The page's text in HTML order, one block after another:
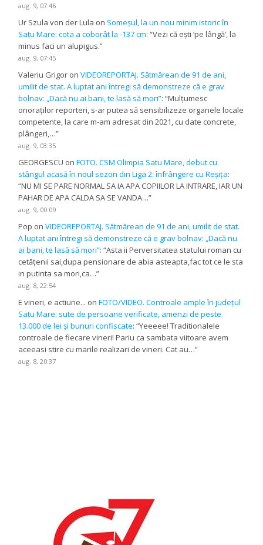
aug. 9, 07:46
Ur Szula von der Lula on Someșul, la un nou minim istoric în
Satu Mare: cota a coborât la -137 cm: “Vezi că ești ‘pe lângă’, la
minus faci un alupigus.”
aug. 9, 07:45
Valeriu Grigor onVIDEOREPORTAJ. Sătmărean de 91 de ani,
umilit de stat. A luptat ani întregi să demonstreze că e grav
bolnav: „Dacă nu ai bani, te lasă să mori”: “Mulțumesc
onoraților reporteri, s-ar putea să sensibilizeze organele locale
competente, la care m-am adresat din 2021, cu date concrete,
plângeri,…”
aug. 9, 03:35
GEORGESCU onFOTO. CSM Olimpia Satu Mare, debut cu
stângul acasă în noul sezon din Liga 2: înfrângere cu Reșița:
“NU MI SE PARE NORMAL SA IA APA COPIILOR LA INTRARE, IAR UN
PAHAR DE APA CALDA SA SE VANDA…”
aug. 9, 00:09
Pop onVIDEOREPORTAJ. Sătmărean de 91 de ani, umilit de stat.
A luptat ani întregi să demonstreze că e grav bolnav: „Dacă nu
ai bani, te lasă să mori”: “Asta ii Perversitatea statului roman cu
cetățenii sai,dupa pensionare de abia asteapta,fac tot ce le sta
in putinta sa mori,ca…”
aug. 8, 22:54
E vineri, e actiune... onFOTO/VIDEO. Controale ample în județul
Satu Mare: sute de persoane verificate, amenzi de peste
13.000 de lei și bunuri confiscate: “Yeeeee! Traditionalele
controale de fiecare vineri! Pariu ca sambata viitoare avem
aceeasi stire cu marile realizari de vineri. Cat au…”
aug. 8, 20:37